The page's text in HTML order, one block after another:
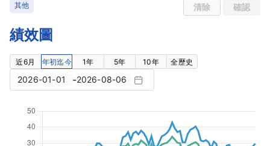
其他 清除 確認
績效圖
近6月 年初迄今 1年 5年 10年 全歷史
-